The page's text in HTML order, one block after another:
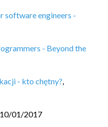
software engineers -
- Beyond the
- kto chętny?,
10/01/2017